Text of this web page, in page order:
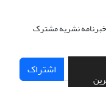
خبرنامه نشریه مشترک
اشتراک